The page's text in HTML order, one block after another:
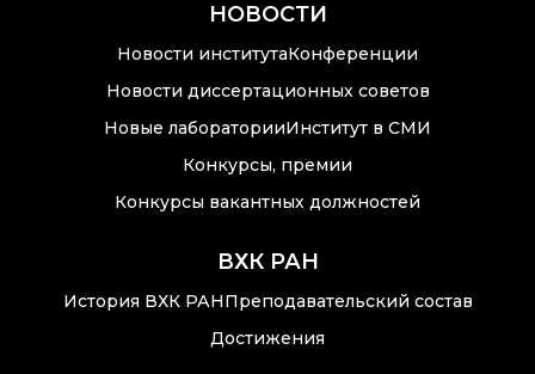
НОВОСТИ
Новости институтаКонференции
Новости диссертационных советов
Новые лабораторииИнститут в СМИ
Конкурсы, премии
Конкурсы вакантных должностей
ВХК РАН
История ВХК РАНПреподавательский состав
Достижения